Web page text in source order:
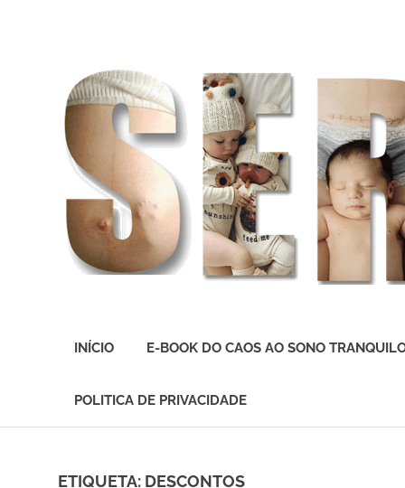
presente
INÍCIO E-BOOK DO CAOS AO SONO
POLITICA DE PRIVACIDADE
ETIQUETA: DESCONTOS